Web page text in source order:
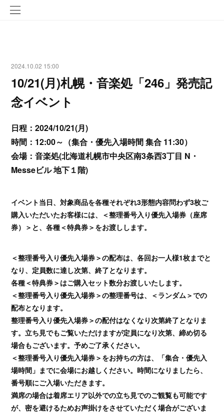
2024.10.02 15:00
10/21(月)札幌・音楽処「246」発売記
念イベント
日程：2024/10/21(月)
時間：12:00～（集合・優先入場時間 集合 11:30）
会場：音楽処(北海道札幌市中央区南3条西3丁目 N・
Messeビル 地下１階)
イベント当日、対象商品を各種それぞれ3形態内容問わず3枚ご
購入いただいたお客様には、＜整理番号入り優先入場券（座席
券）＞と、各種＜特典券＞をお渡しします。
＜整理番号入り優先入場券＞の配布は、各回お一人様1枚までと
なり、定員数に達し次第、終了となります。
各種＜特典券＞はご購入セット数分お渡しいたします。
＜整理番号入り優先入場券＞の整理番号は、＜ランダム＞での
配布となります。
整理番号入り優先入場券＞の配付はなくなり次第終了となりま
す。立ち見でもご覧いただけますが定員になり次第、締め切る
場合もございます。予めご了承ください。
＜整理番号入り優先入場券＞をお持ちの方は、「集合・優先入
場時間」までに会場にお越しください。時間になりましたら、
番号順にご入場いただきます。
満席の場合は着席エリア以外での立ち見でのご観覧も可能です
が、密を避けるためお声掛けをさせていただく場合がございま